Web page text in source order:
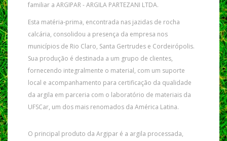
familiar a ARGIPAR - ARGILA PARTEZANI LTDA.
Esta matéria-prima, encontrada nas jazidas de rocha
calcária, consolidou a presença da empresa nos
municípios de Rio Claro, Santa Gertrudes e Cordeirópolis.
Sua produção é destinada a um grupo de clientes,
fornecendo integralmente o material, com um suporte
local e acompanhamento para certificação da qualidade
da argila em parceria com o laboratório de materiais da
UFSCar, um dos mais renomados da América Latina.
O principal produto da Argipar é a argila processada,